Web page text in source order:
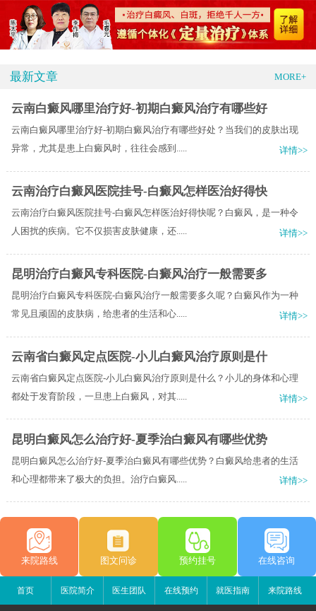
最新文章 MORE+
云南白癜风哪里治疗好-初期白癜风治疗有哪些好
云南白癜风哪里治疗好-初期白癜风治疗有哪些好处？当我们的皮肤出现
异常，尤其是患上白癜风时，往往会感到.....
详情>>
云南治疗白癜风医院挂号-白癜风怎样医治好得快
云南治疗白癜风医院挂号-白癜风怎样医治好得快呢？白癜风，是一种令
人困扰的疾病。它不仅损害皮肤健康，还.....
详情>>
昆明治疗白癜风专科医院-白癜风治疗一般需要多
昆明治疗白癜风专科医院-白癜风治疗一般需要多久呢？白癜风作为一种
常见且顽固的皮肤病，给患者的生活和心.....
详情>>
云南省白癜风定点医院-小儿白癜风治疗原则是什
云南省白癜风定点医院-小儿白癜风治疗原则是什么？小儿的身体和心理
都处于发育阶段，一旦患上白癜风，对其.....
详情>>
昆明白癜风怎么治疗好-夏季治白癜风有哪些优势
昆明白癜风怎么治疗好-夏季治白癜风有哪些优势？白癜风给患者的生活
和心理都带来了极大的负担。治疗白癜风.....
详情>>
来院路线 图文问诊 预约挂号 在线咨询
首页 医院简介 医生团队 在线预约 就医指南 来院路线